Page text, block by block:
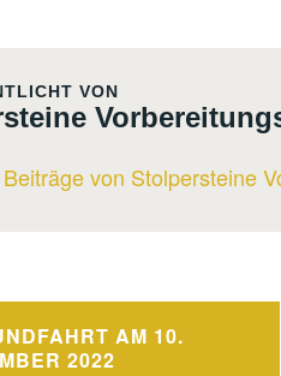
VON
von Stolpersteine
AM 10.
2022